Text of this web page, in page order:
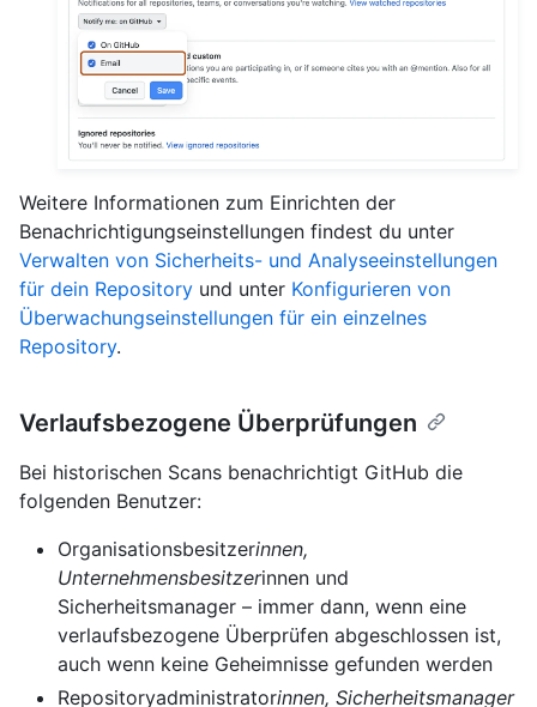
Weitere Informationen zum Einrichten der
Benachrichtigungseinstellungen findest du unter
Verwalten von Sicherheits- und Analyseeinstellungen
für dein Repository und unter Konfigurieren von
Überwachungseinstellungen für ein einzelnes
Repository.
Verlaufsbezogene Überprüfungen
Bei historischen Scans benachrichtigt GitHub die
folgenden Benutzer:
Organisationsbesitzerinnen,
Unternehmensbesitzerinnen und
Sicherheitsmanager – immer dann, wenn eine
verlaufsbezogene Überprüfen abgeschlossen ist,
auch wenn keine Geheimnisse gefunden werden
Repositoryadministratorinnen, Sicherheitsmanager